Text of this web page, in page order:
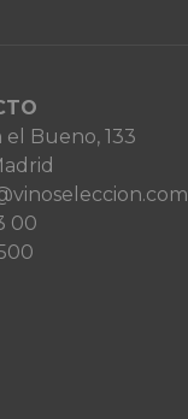
Bueno, 133
00